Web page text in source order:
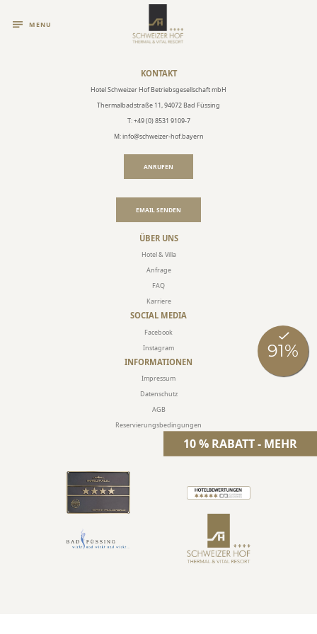
MENU
10 % RABATT - MEHR
KONTAKT
Hotel Schweizer Hof Betriebsgesellschaft mbH
Thermalbadstraße 11, 94072 Bad Füssing
T: +49 (0) 8531 9109-7
M: info@schweizer-hof.bayern
ANRUFEN
EMAIL SENDEN
ÜBER UNS
Hotel & Villa
Anfrage
FAQ
Karriere
SOCIAL MEDIA
Facebook
Instagram
INFORMATIONEN
Impressum
Datenschutz
AGB
Reservierungsbedingungen